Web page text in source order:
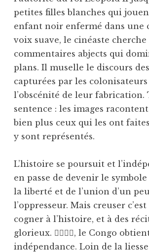
petites filles blanches qui
enfant noir enfermé dans une
voix suave, le cinéaste cherche
commentaires abjects qui
plans. Il muselle le discours
capturées par les
l’obscénité de leur fabrication.
sentence : les images
bien plus ceux qui les ont
y sont représentés.
L’histoire se poursuit et
en passe de devenir le
la liberté et de l’union d’un
l’oppresseur. Mais creuser c’est
cogner à l’histoire, et à des
glorieux. 􏰀􏰅􏰁􏰃, le Congo
indépendance. Loin de la